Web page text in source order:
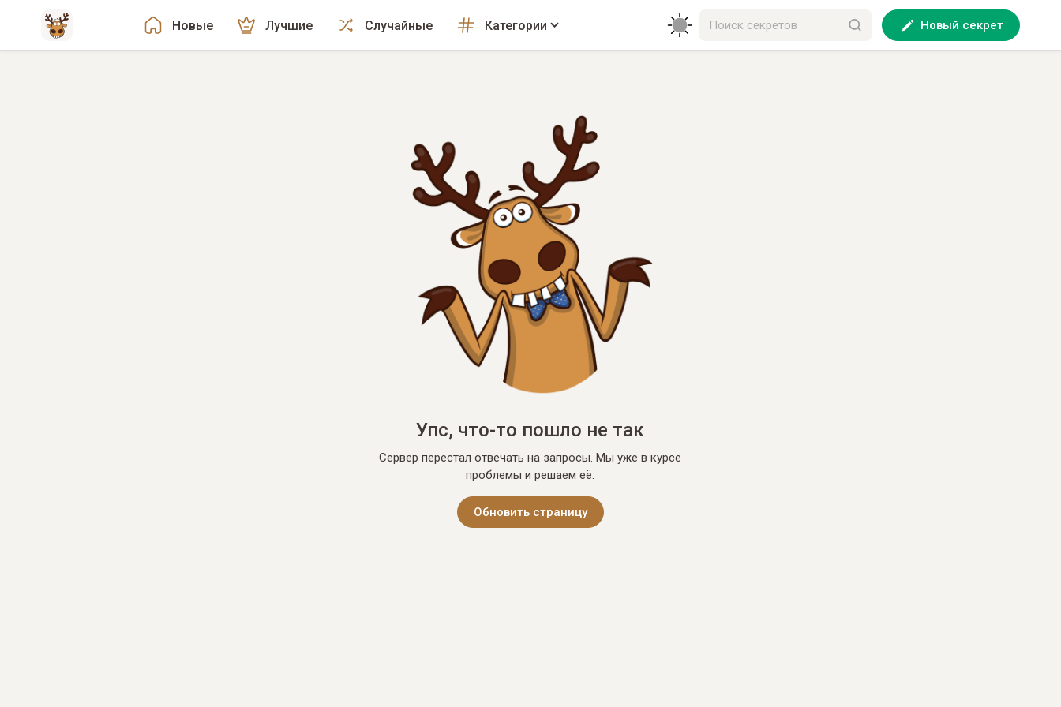
Новые Лучшие Случайные Категории Новый секрет
Упс, что-то пошло не так
Сервер перестал отвечать на запросы. Мы уже в курсе
проблемы и решаем её.
Обновить страницу